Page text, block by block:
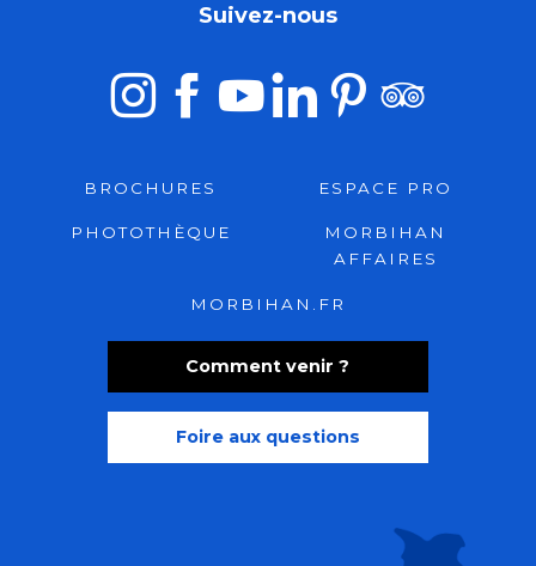
Comment venir ?
Foire aux questions
Suivez-nous
BROCHURES ESPACE PRO
PHOTOTHÈQUE
MORBIHAN
AFFAIRES
MORBIHAN.FR